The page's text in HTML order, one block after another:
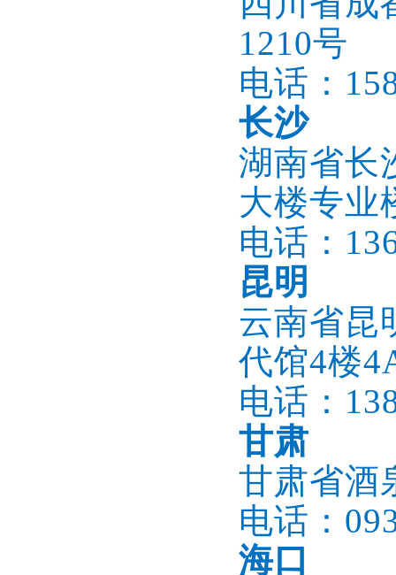
1210号
电话：
长沙
湖南省长
大楼专业
电话：
昆明
云南省昆
代馆4楼
电话：
甘肃
甘肃省酒
电话：
海口